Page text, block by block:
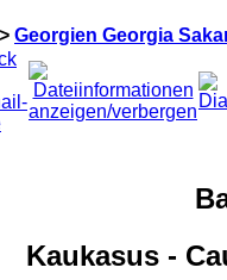
> Georgien Georgia
Kaukasus -